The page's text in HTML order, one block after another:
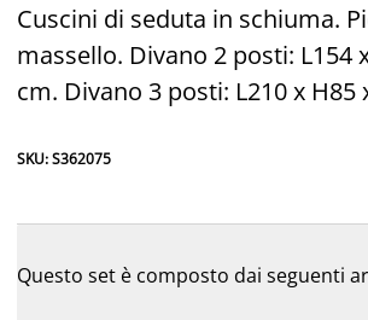
Cuscini di seduta in schiuma.
massello. Divano 2 posti: L154
cm. Divano 3 posti: L210 x H85
SKU: S362075
Questo set è composto dai seguenti